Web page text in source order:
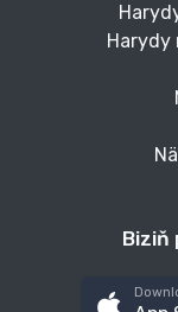
Harydy
Biziň